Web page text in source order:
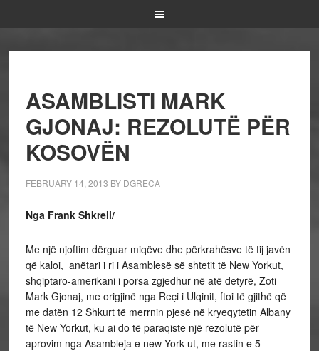
ASAMBLISTI MARK
GJONAJ: REZOLUTË PËR
KOSOVËN
FEBRUARY 14, 2013 BY DGRECA
Nga Frank Shkreli/
Me një njoftim dërguar miqëve dhe përkrahësve të tij javën
që kaloi, anëtari i ri i Asamblesë së shtetit të New Yorkut,
shqiptaro-amerikani i porsa zgjedhur në atë detyrë, Zoti
Mark Gjonaj, me origjinë nga Reçi i Ulqinit, ftoi të gjithë që
me datën 12 Shkurt të merrnin pjesë në kryeqytetin Albany
të New Yorkut, ku ai do të paraqiste një rezolutë për
aprovim nga Asambleja e new York-ut, me rastin e 5-